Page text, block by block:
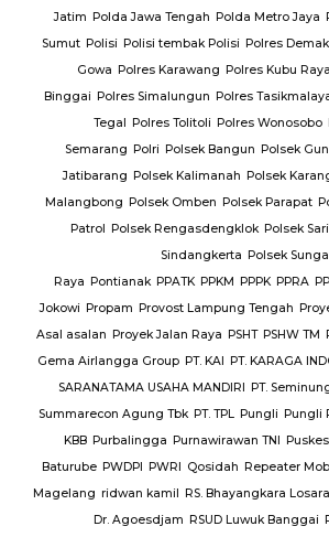
Jatim Polda Jawa Tengah Polda Metro Jaya
Sumut Polisi Polisi tembak Polisi Polres Demak
Gowa Polres Karawang Polres Kubu Raya
Binggai Polres Simalungun Polres
Tegal Polres Tolitoli Polres Wonosobo
Semarang Polri Polsek Bangun Polsek
Jatibarang Polsek Kalimanah Polsek
Malangbong Polsek Omben Polsek Parapat
Patrol Polsek Rengasdengklok Polsek
Sindangkerta Polsek
Raya Pontianak PPATK PPKM PPPK PPRA
Jokowi Propam Provost Lampung Tengah
Asal asalan Proyek Jalan Raya PSHT PSHW TM
Gema Airlangga Group PT. KAI PT. KARAGA
SARANATAMA USAHA MANDIRI PT.
Summarecon Agung Tbk PT. TPL Pungli Pungli
KBB Purbalingga Purnawirawan TNI
Baturube PWDPI PWRI Qosidah Repeater
Magelang ridwan kamil RS. Bhayangkara
Dr. Agoesdjam RSUD Luwuk Banggai